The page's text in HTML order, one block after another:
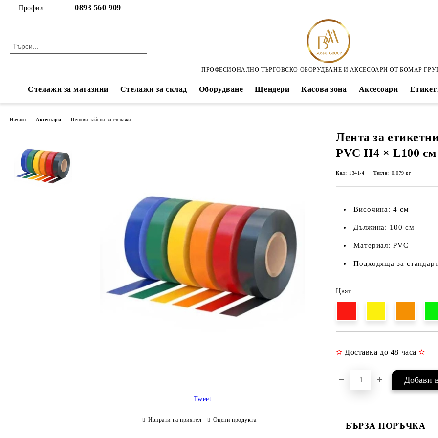
Профил
ПРОФЕСИОНАЛНО ТЪРГОВСКО ОБОРУДВАНЕ И АКСЕСОАРИ ОТ БОМАР
Стелажи за магазини Стелажи за склад Оборудване Щендери Касова зона Аксесоари
Начало Аксесоари Ценови лайсни за стелажи
Лента за
PVC H4 × L100 см
Код: 1341-4 Тегло: 0.079 кг
Височина: 4 см
Дължина: 100 см
Материал: PVC
Подходяща за
Цвят:
✫ Доставка до 48 часа✫
БЪРЗА ПОРЪЧКА
Tweet
Изпрати на приятел Оцени продукта